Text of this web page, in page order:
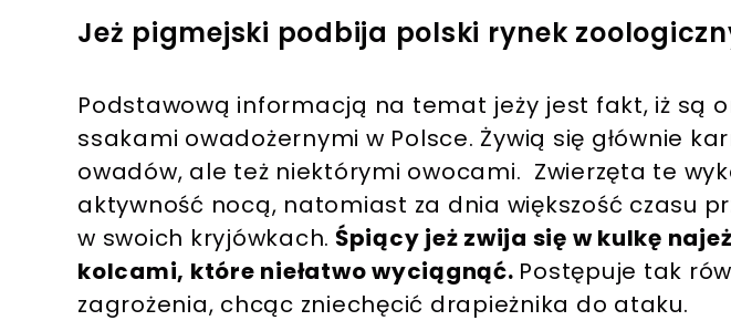
Jeż pigmejski podbija polski rynek
Podstawową informacją na temat jeży jest fakt, iż są
ssakami owadożernymi w Polsce. Żywią się głównie
owadów, ale też niektórymi owocami. Zwierzęta te
aktywność nocą, natomiast za dnia większość czasu
w swoich kryjówkach. Śpiący jeż zwija się w kulkę
kolcami, które niełatwo wyciągnąć. Postępuje tak
zagrożenia, chcąc zniechęcić drapieżnika do ataku.